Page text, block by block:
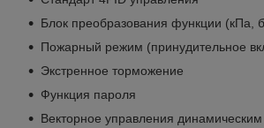
Блок преобразования функции (кПа,
Пожарный режим (принудительное
Экстренное торможение
Функция пароля
Векторное управления